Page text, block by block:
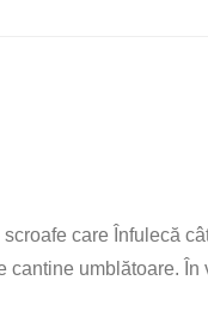
care Înfulecă
umblătoare.